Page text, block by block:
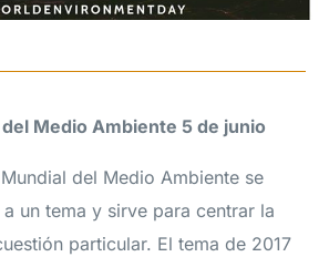
Medio Ambiente 5 de junio
del Medio Ambiente se
un tema y sirve para centrar la
particular. El tema de 2017